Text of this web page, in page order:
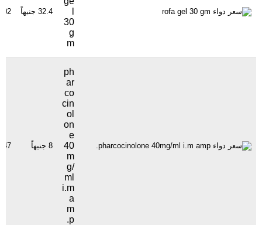
30
g
m
32.4 جنيهاً 1102
ph
ar
co
cin
ol
on
e
40
m
g/
ml
i.m
a
m
p.
8 جنيهاً 1447